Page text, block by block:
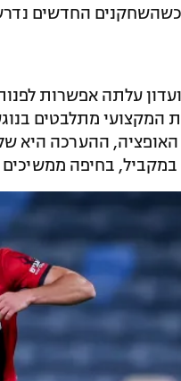
כשהשחקנים החדשים
עלתה אפשרות
המקצועי מתלבטים
ההערכה היא
בחיפה ממשיכים